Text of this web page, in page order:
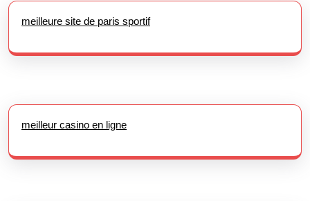
meilleure site de paris sportif
meilleur casino en ligne